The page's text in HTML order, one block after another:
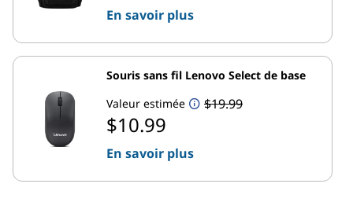
En savoir plus
Souris sans fil Lenovo Select de base
Valeur estimée
$19.99
$10.99
En savoir plus